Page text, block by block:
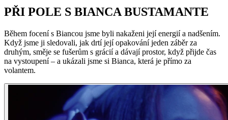
PŘI POLE S BIANCA BUSTAMANTE
Během focení s Biancou jsme byli nakaženi její energií a nadšením.
Když jsme ji sledovali, jak drtí její opakování jeden záběr za
druhým, směje se fušerům s grácií a dávají prostor, když přijde čas
na vystoupení – a ukázali jsme si Bianca, která je přímo za
volantem.